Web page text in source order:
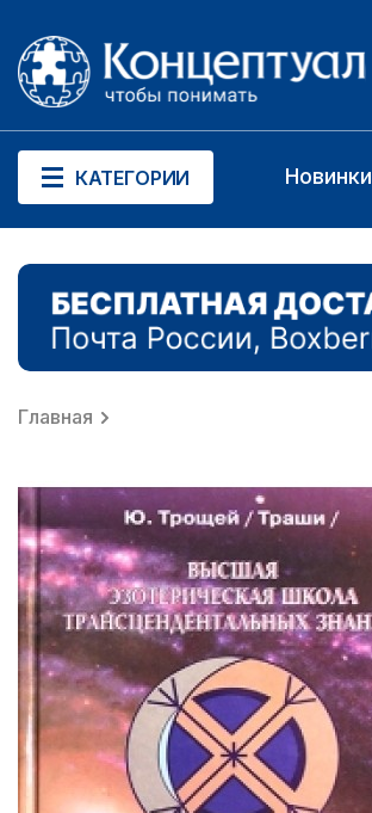
КАТЕГОРИИ Новинки
Главная